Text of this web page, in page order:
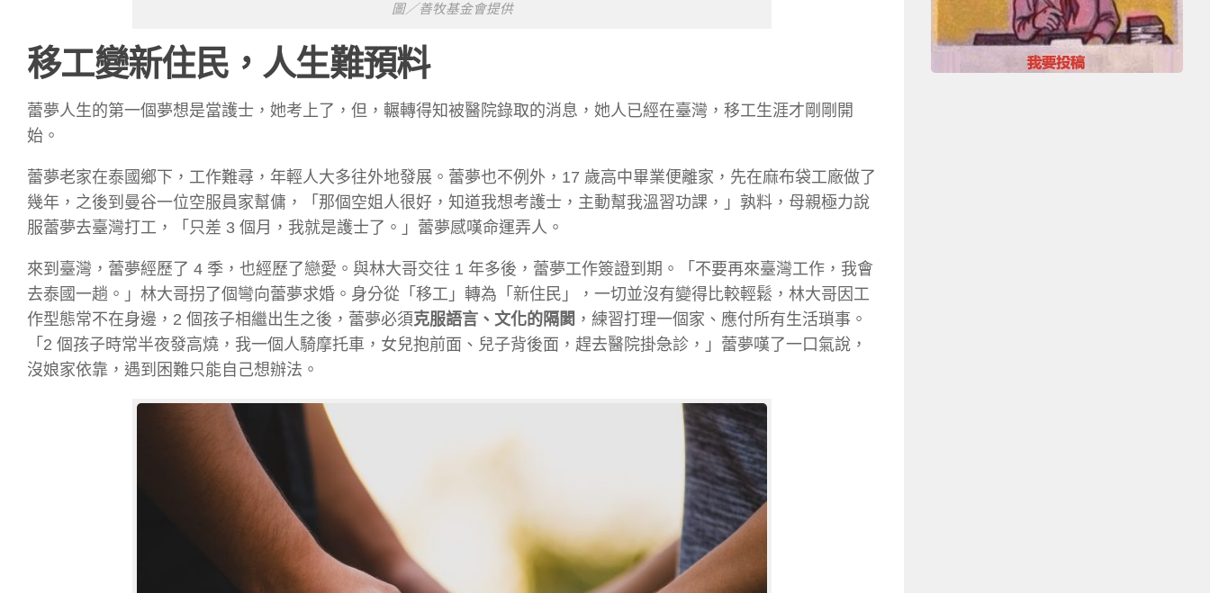
圖／善牧基金會提供
移工變新住民，人生難預料
蕾夢人生的第一個夢想是當護士，她考上了，但，輾轉得知被醫院錄取的消息，她人已經在臺灣，移工生涯才剛剛開
始。
蕾夢老家在泰國鄉下，工作難尋，年輕人大多往外地發展。蕾夢也不例外，17 歲高中畢業便離家，先在麻布袋工廠做了
幾年，之後到曼谷一位空服員家幫傭，「那個空姐人很好，知道我想考護士，主動幫我溫習功課，」孰料，母親極力說
服蕾夢去臺灣打工，「只差 3 個月，我就是護士了。」蕾夢感嘆命運弄人。
來到臺灣，蕾夢經歷了 4 季，也經歷了戀愛。與林大哥交往 1 年多後，蕾夢工作簽證到期。「不要再來臺灣工作，我會
去泰國一趟。」林大哥拐了個彎向蕾夢求婚。身分從「移工」轉為「新住民」，一切並沒有變得比較輕鬆，林大哥因工
作型態常不在身邊，2 個孩子相繼出生之後，蕾夢必須克服語言、文化的隔閡 ，練習打理一個家、應付所有生活瑣事。
「2 個孩子時常半夜發高燒，我一個人騎摩托車，女兒抱前面、兒子背後面，趕去醫院掛急診，」蕾夢嘆了一口氣說，
沒娘家依靠，遇到困難只能自己想辦法。